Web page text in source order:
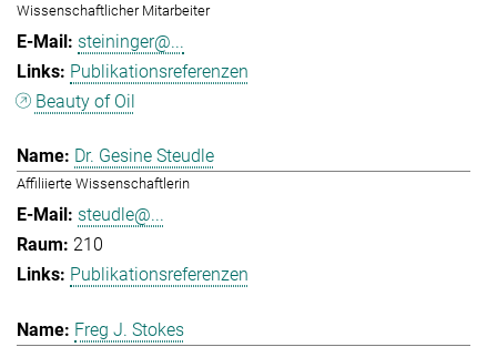
Wissenschaftlicher Mitarbeiter
steininger@...
Publikationsreferenzen
Beauty of Oil
Dr. Gesine Steudle
Affiliierte Wissenschaftlerin
steudle@...
210
Publikationsreferenzen
Freg J. Stokes